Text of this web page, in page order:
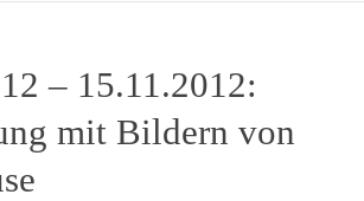
– 15.11.2012:
mit Bildern von